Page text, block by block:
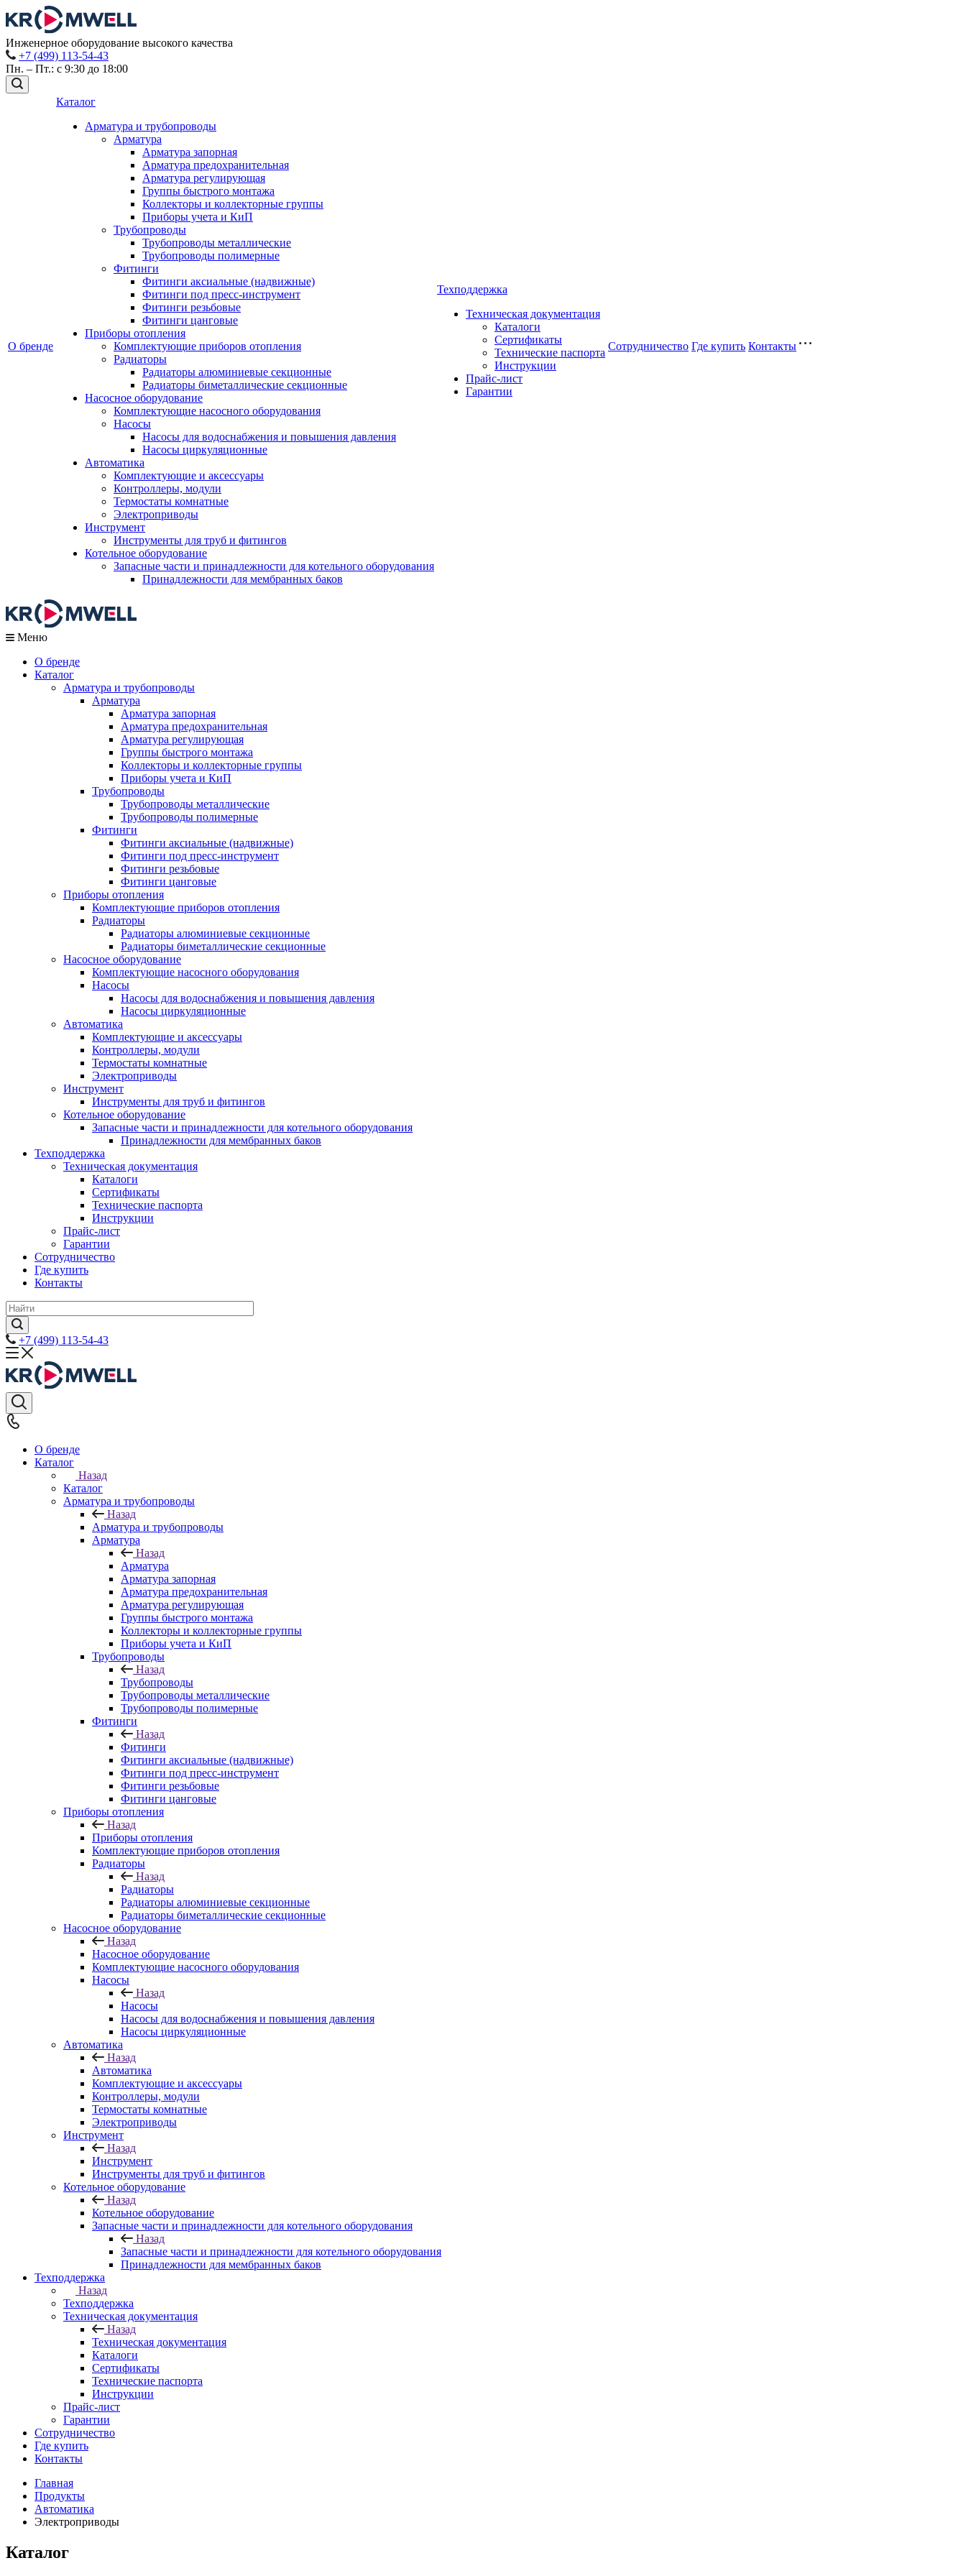
Инженерное оборудование высокого качества
+7 (499) 113-54-43
Пн. – Пт.: с 9:30 до 18:00
О бренде
Каталог
Арматура и трубопроводы
Арматура
Арматура запорная
Арматура предохранительная
Арматура регулирующая
Группы быстрого монтажа
Коллекторы и коллекторные группы
Приборы учета и КиП
Трубопроводы
Трубопроводы металлические
Трубопроводы полимерные
Фитинги
Фитинги аксиальные (надвижные)
Фитинги под пресс-инструмент
Фитинги резьбовые
Фитинги цанговые
Приборы отопления
Комплектующие приборов отопления
Радиаторы
Радиаторы алюминиевые секционные
Радиаторы биметаллические секционные
Насосное оборудование
Комплектующие насосного оборудования
Насосы
Насосы для водоснабжения и повышения давления
Насосы циркуляционные
Автоматика
Комплектующие и аксессуары
Контроллеры, модули
Термостаты комнатные
Электроприводы
Инструмент
Инструменты для труб и фитингов
Котельное оборудование
Запасные части и принадлежности для котельного оборудования
Принадлежности для мембранных баков
Техподдержка
Техническая документация
Каталоги
Сертификаты
Технические паспорта
Инструкции
Прайс-лист
Гарантии
Сотрудничество Где купить Контакты
Меню
О бренде
Каталог
Арматура и трубопроводы
Арматура
Арматура запорная
Арматура предохранительная
Арматура регулирующая
Группы быстрого монтажа
Коллекторы и коллекторные группы
Приборы учета и КиП
Трубопроводы
Трубопроводы металлические
Трубопроводы полимерные
Фитинги
Фитинги аксиальные (надвижные)
Фитинги под пресс-инструмент
Фитинги резьбовые
Фитинги цанговые
Приборы отопления
Комплектующие приборов отопления
Радиаторы
Радиаторы алюминиевые секционные
Радиаторы биметаллические секционные
Насосное оборудование
Комплектующие насосного оборудования
Насосы
Насосы для водоснабжения и повышения давления
Насосы циркуляционные
Автоматика
Комплектующие и аксессуары
Контроллеры, модули
Термостаты комнатные
Электроприводы
Инструмент
Инструменты для труб и фитингов
Котельное оборудование
Запасные части и принадлежности для котельного оборудования
Принадлежности для мембранных баков
Техподдержка
Техническая документация
Каталоги
Сертификаты
Технические паспорта
Инструкции
Прайс-лист
Гарантии
Сотрудничество
Где купить
Контакты
+7 (499) 113-54-43
О бренде
Каталог
Назад
Каталог
Арматура и трубопроводы
Назад
Арматура и трубопроводы
Арматура
Назад
Арматура
Арматура запорная
Арматура предохранительная
Арматура регулирующая
Группы быстрого монтажа
Коллекторы и коллекторные группы
Приборы учета и КиП
Трубопроводы
Назад
Трубопроводы
Трубопроводы металлические
Трубопроводы полимерные
Фитинги
Назад
Фитинги
Фитинги аксиальные (надвижные)
Фитинги под пресс-инструмент
Фитинги резьбовые
Фитинги цанговые
Приборы отопления
Назад
Приборы отопления
Комплектующие приборов отопления
Радиаторы
Назад
Радиаторы
Радиаторы алюминиевые секционные
Радиаторы биметаллические секционные
Насосное оборудование
Назад
Насосное оборудование
Комплектующие насосного оборудования
Насосы
Назад
Насосы
Насосы для водоснабжения и повышения давления
Насосы циркуляционные
Автоматика
Назад
Автоматика
Комплектующие и аксессуары
Контроллеры, модули
Термостаты комнатные
Электроприводы
Инструмент
Назад
Инструмент
Инструменты для труб и фитингов
Котельное оборудование
Назад
Котельное оборудование
Запасные части и принадлежности для котельного оборудования
Назад
Запасные части и принадлежности для котельного оборудования
Принадлежности для мембранных баков
Техподдержка
Назад
Техподдержка
Техническая документация
Назад
Техническая документация
Каталоги
Сертификаты
Технические паспорта
Инструкции
Прайс-лист
Гарантии
Сотрудничество
Где купить
Контакты
Главная
Продукты
Автоматика
Электроприводы
Каталог